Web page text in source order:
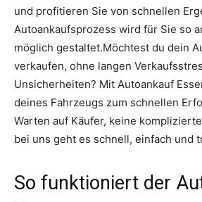
und profitieren Sie von schnellen
Autoankaufsprozess wird für Sie so
möglich gestaltet.Möchtest du dein
verkaufen, ohne langen
Unsicherheiten? Mit Autoankauf
deines Fahrzeugs zum schnellen
Warten auf Käufer, keine
bei uns geht es schnell, einfach und
So funktioniert der